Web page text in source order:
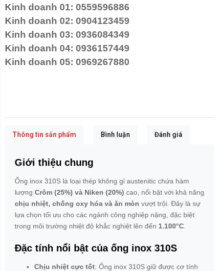
Kinh doanh 01: 0559596886
Kinh doanh 02: 0904123459
Kinh doanh 03: 0936084349
Kinh doanh 04: 0936157449
Kinh doanh 05: 0969267880
Thông tin sản phẩm Bình luận Đánh giá
Giới thiệu chung
Ống inox 310S là loại thép không gỉ austenitic chứa hàm
lượng Crôm (25%) và Niken (20%) cao, nổi bật với khả năng
chịu nhiệt, chống oxy hóa và ăn mòn vượt trội. Đây là sự
lựa chọn tối ưu cho các ngành công nghiệp nặng, đặc biệt
trong môi trường nhiệt độ khắc nghiệt lên đến 1.100°C
Đặc tính nổi bật của ống inox 310S
Chịu nhiệt cực tốt: Ống inox 310S giữ được cơ tính